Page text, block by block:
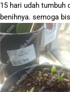
15 hari udah tumbuh
benihnya. semoga